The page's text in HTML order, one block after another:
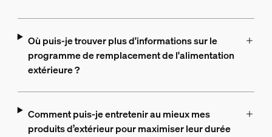
Où puis-je trouver plus d'informations sur le
programme de remplacement de l'alimentation
extérieure ?
Comment puis-je entretenir au mieux mes
produits d’extérieur pour maximiser leur durée